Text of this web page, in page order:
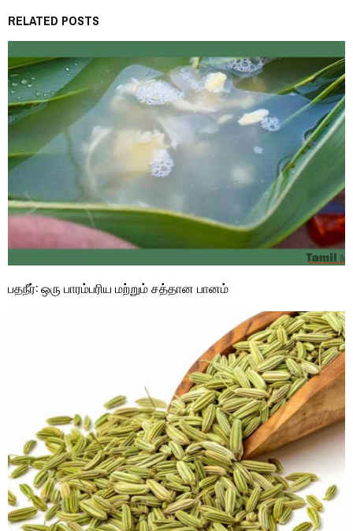
RELATED POSTS
பதநீர்: ஒரு பாரம்பரிய மற்றும் சத்தான பானம்